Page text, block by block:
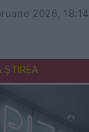
2026, 18:14
ȘTIREA